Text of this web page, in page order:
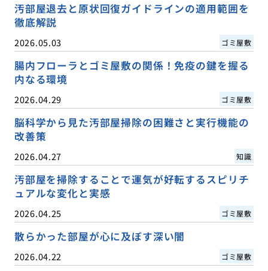
汚部屋退去と原状回復ガイドラインの適用範囲を
徹底解説
2026.05.03 ゴミ屋敷
腸内フローラとゴミ屋敷の関係！免疫の鍵を握る
内なる環境
2026.04.29 ゴミ屋敷
脳科学から見た汚部屋掃除の困難さと実行機能の
改善策
2026.04.27 知識
汚部屋を掃除することで運気が好転するスピリチ
ュアルな変化と実感
2026.04.25 ゴミ屋敷
散らかった部屋が心に及ぼす深い闇
2026.04.22 ゴミ屋敷